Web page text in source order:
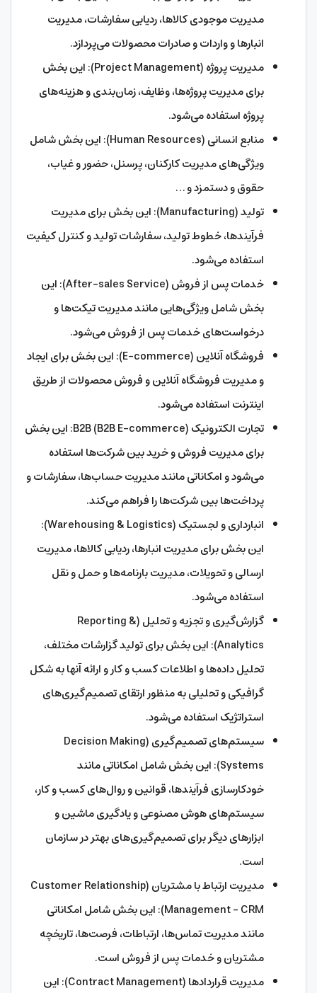
مدیریت موجودی کالاها، ردیابی سفارشات، مدیریت
انبارها و واردات و صادرات محصولات می‌پردازد.
مدیریت پروژه (Project Management): این بخش
برای مدیریت پروژه‌ها، وظایف، زمان‌بندی و هزینه‌های
پروژه استفاده می‌شود.
منابع انسانی (Human Resources): این بخش شامل
ویژگی‌های مدیریت کارکنان، پرسنل، حضور و غیاب،
حقوق و دستمزد و …
تولید (Manufacturing): این بخش برای مدیریت
فرآیندها، خطوط تولید، سفارشات تولید و کنترل کیفیت
استفاده می‌شود.
خدمات پس از فروش (After-sales Service): این
بخش شامل ویژگی‌هایی مانند مدیریت تیکت‌ها و
درخواست‌های خدمات پس از فروش می‌شود.
فروشگاه آنلاین (E-commerce): این بخش برای ایجاد
و مدیریت فروشگاه آنلاین و فروش محصولات از طریق
اینترنت استفاده می‌شود.
تجارت الکترونیک B2B (B2B E-commerce): این بخش
برای مدیریت فروش و خرید بین شرکت‌ها استفاده
می‌شود و امکاناتی مانند مدیریت حساب‌ها، سفارشات و
پرداخت‌ها بین شرکت‌ها را فراهم می‌کند.
انبارداری و لجستیک (Warehousing & Logistics):
این بخش برای مدیریت انبارها، ردیابی کالاها، مدیریت
ارسالی و تحویلات، مدیریت بارنامه‌ها و حمل و نقل
استفاده می‌شود.
گزارش‌گیری و تجزیه و تحلیل (Reporting &
Analytics): این بخش برای تولید گزارشات مختلف،
تحلیل داده‌ها و اطلاعات کسب و کار و ارائه آنها به شکل
گرافیکی و تحلیلی به منظور ارتقای تصمیم‌گیری‌های
استراتژیک استفاده می‌شود.
سیستم‌های تصمیم‌گیری (Decision Making
Systems): این بخش شامل امکاناتی مانند
خودکارسازی فرآیندها، قوانین و روال‌های کسب و کار،
سیستم‌های هوش مصنوعی و یادگیری ماشین و
ابزارهای دیگر برای تصمیم‌گیری‌های بهتر در سازمان
است.
مدیریت ارتباط با مشتریان (Customer Relationship
Management – CRM): این بخش شامل امکاناتی
مانند مدیریت تماس‌ها، ارتباطات، فرصت‌ها، تاریخچه
مشتریان و خدمات پس از فروش است.
مدیریت قراردادها (Contract Management): این